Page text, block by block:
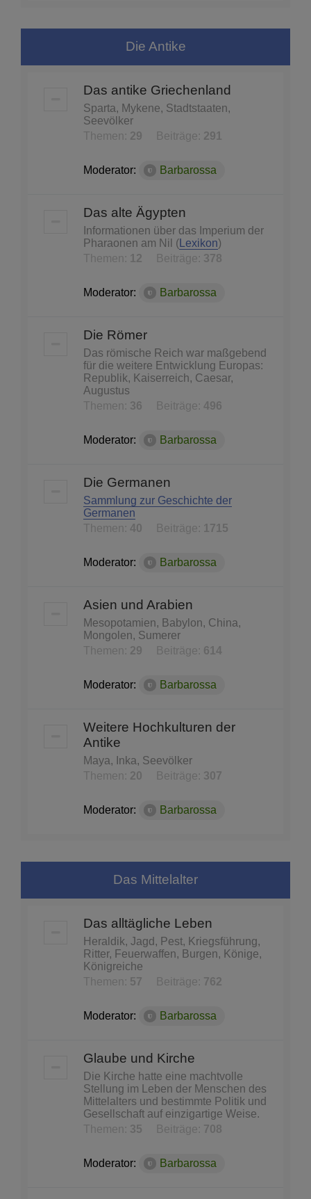
Die Antike
Das antike Griechenland
Sparta, Mykene, Stadtstaaten,
Seevölker
Themen: 29 Beiträge: 291
Moderator: Barbarossa
Das alte Ägypten
Informationen über das Imperium der
Pharaonen am Nil ( Lexikon)
Themen:
12 Beiträge: 378
Moderator: Barbarossa
Die Römer
Das römische Reich war maßgebend
für die weitere Entwicklung Europas:
Republik, Kaiserreich, Caesar,
Augustus
Themen: 36 Beiträge: 496
Moderator: Barbarossa
Die Germanen
Sammlung zur Geschichte der
Germanen
Themen: 40 Beiträge: 1715
Moderator: Barbarossa
Asien und Arabien
Mesopotamien, Babylon, China,
Mongolen, Sumerer
Themen: 29 Beiträge: 614
Moderator: Barbarossa
Weitere Hochkulturen der
Antike
Maya, Inka, Seevölker
Themen: 20 Beiträge: 307
Moderator: Barbarossa
Das Mittelalter
Das alltägliche Leben
Heraldik, Jagd, Pest, Kriegsführung,
Ritter, Feuerwaffen, Burgen, Könige,
Königreiche
Themen: 57 Beiträge: 762
Moderator: Barbarossa
Glaube und Kirche
Die Kirche hatte eine machtvolle
Stellung im Leben der Menschen des
Mittelalters und bestimmte Politik und
Gesellschaft auf einzigartige Weise.
Themen: 35 Beiträge: 708
Moderator: Barbarossa